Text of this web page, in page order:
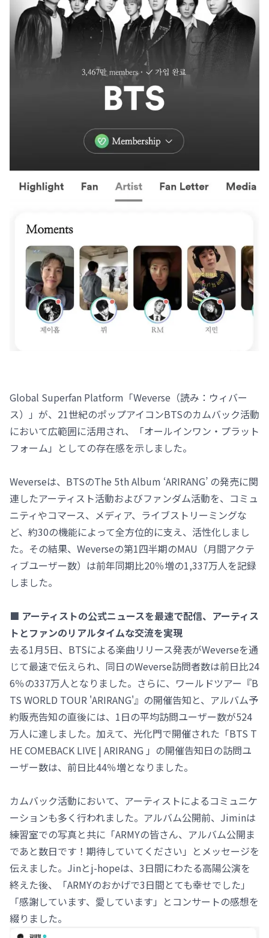
Global Superfan Platform「Weverse（読み：ウィバー
ス）」が、21世紀のポップアイコンBTSのカムバック活動
において広範囲に活用され、「オールインワン・プラット
フォーム」としての存在感を示しました。
Weverseは、BTSのThe 5th Album ‘ARIRANG’ の発売に関
連したアーティスト活動およびファンダム活動を、コミュ
ニティやコマース、メディア、ライブストリーミングな
ど、約30の機能によって全方位的に支え、活性化しまし
た。その結果、Weverseの第1四半期のMAU（月間アクテ
ィブユーザー数）は前年同期比20％増の1,337万人を記録
しました。
■ アーティストの公式ニュースを最速で配信、アーティス
トとファンのリアルタイムな交流を実現
去る1月5日、BTSによる楽曲リリース発表がWeverseを通
じて最速で伝えられ、同日のWeverse訪問者数は前日比24
6％の337万人となりました。さらに、ワールドツアー『B
TS WORLD TOUR 'ARIRANG'』の開催告知と、アルバム予
約販売告知の直後には、1日の平均訪問ユーザー数が524
万人に達しました。加えて、光化門で開催された「BTS T
HE COMEBACK LIVE | ARIRANG 」の開催告知日の訪問ユ
ーザー数は、前日比44％増となりました。
カムバック活動において、アーティストによるコミュニケ
ーションも多く行われました。アルバム公開前、Jiminは
練習室での写真と共に「ARMYの皆さん、アルバム公開ま
であと数日です！期待していてください」とメッセージを
伝えました。Jinとj-hopeは、3日間にわたる高陽公演を
終えた後、「ARMYのおかげで3日間とても幸せでした」
「感謝しています、愛しています」とコンサートの感想を
綴りました。